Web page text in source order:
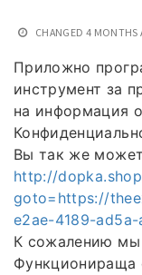
CHANGED 4 MONTHS
Приложно
инструмент за
на информация
Вы так же
http://
goto=https://
e2ae-4189-
К сожалению мы
Функционираща